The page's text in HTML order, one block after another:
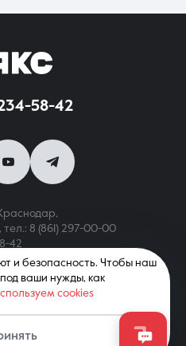
58-42
тел.: 8 (861) 297-00-00
42
на сайте, носит только
является публичной офертой,
437 ГК РФ. Все права
с сайта
и безопасность. Чтобы наш
ваши нужды, как
cookies